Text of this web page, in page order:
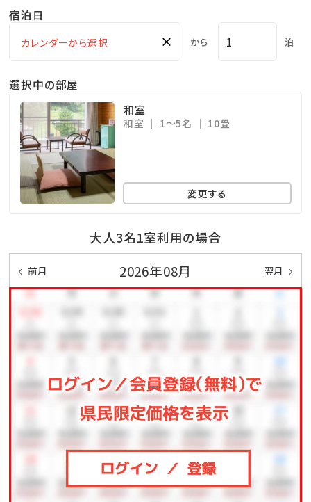
宿泊日
× から 泊
選択中の部屋
和室
和室 1～5名 10畳
変更する
大人3名1室利用の場合
前月 2026年08月 翌月